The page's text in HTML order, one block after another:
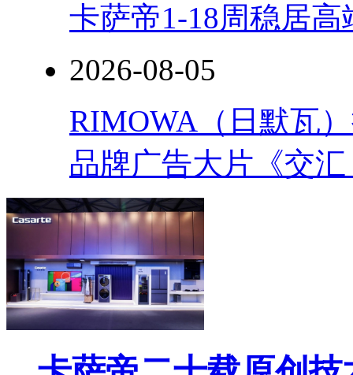
卡萨帝1-18周稳居
2026-08-05
RIMOWA（日默瓦
品牌广告大片《交